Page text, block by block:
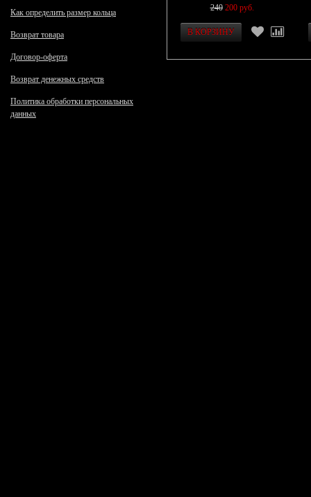
Как определить размер кольца
Возврат товара
Договор-оферта
Возврат денежных средств
Политика обработки персональных
данных
240 200 руб.